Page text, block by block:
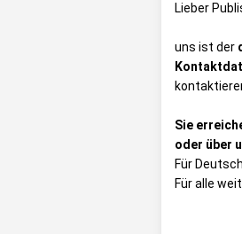
Lieber
uns ist der
Sie
oder über
Für
Für alle